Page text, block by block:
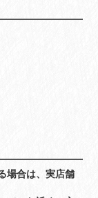
場合は、実店舗